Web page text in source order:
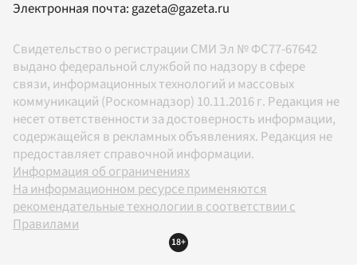
Электронная почта:gazeta@gazeta.ru
Свидетельство о регистрации СМИ Эл № ФС77-67642
выдано федеральной службой по надзору в сфере
связи, информационных технологий и массовых
коммуникаций (Роскомнадзор) 10.11.2016 г. Редакция не
несет ответственности за достоверность информации,
содержащейся в рекламных объявлениях. Редакция не
предоставляет справочной информации.
Информация об ограничениях
На информационном ресурсе применяются
рекомендательные технологии в соответствии с
Правилами
18+